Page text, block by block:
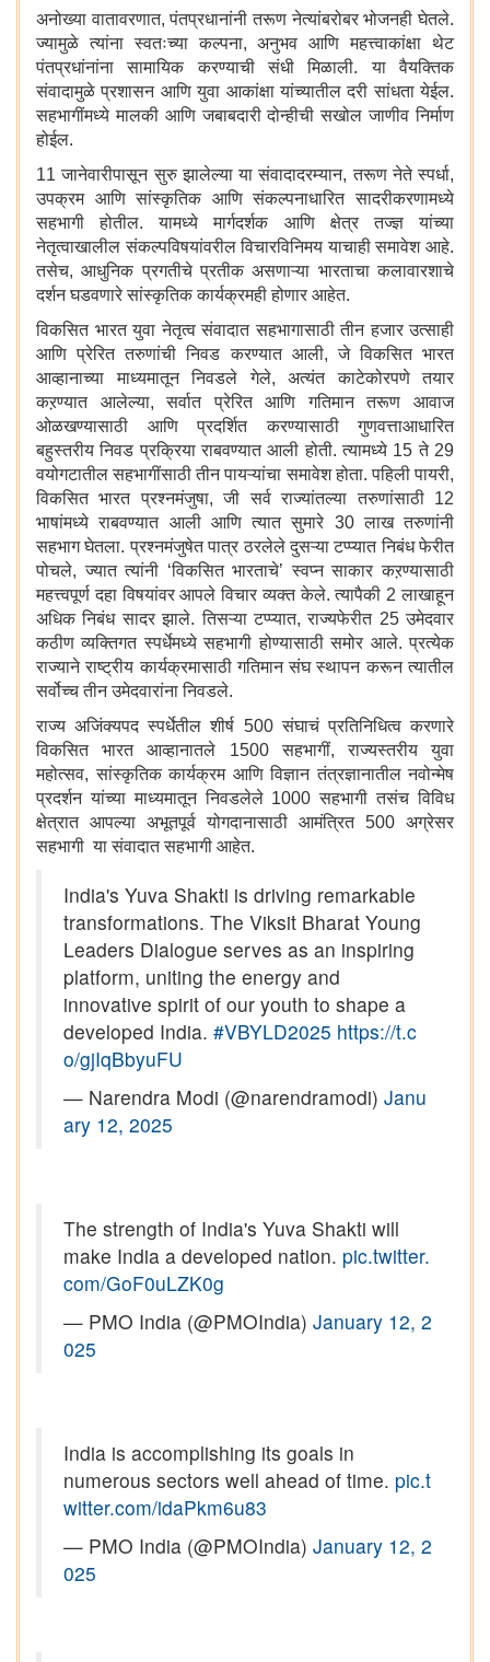
अनोख्या वातावरणात, पंतप्रधानांनी तरूण नेत्यांबरोबर भोजनही घेतले.
ज्यामुळे त्यांना स्वतःच्या कल्पना, अनुभव आणि महत्त्वाकांक्षा थेट
पंतप्रधांनांना सामायिक करण्याची संधी मिळाली. या वैयक्तिक
संवादामुळे प्रशासन आणि युवा आकांक्षा यांच्यातील दरी सांधता येईल.
सहभागींमध्ये मालकी आणि जबाबदारी दोन्हीची सखोल जाणीव निर्माण
होईल.
11 जानेवारीपासून सुरु झालेल्या या संवादादरम्यान, तरूण नेते स्पर्धा,
उपक्रम आणि सांस्कृतिक आणि संकल्पनाधारित सादरीकरणामध्ये
सहभागी होतील. यामध्ये मार्गदर्शक आणि क्षेत्र तज्ज्ञ यांच्या
नेतृत्वाखालील संकल्पविषयांवरील विचारविनिमय याचाही समावेश आहे.
तसेच, आधुनिक प्रगतीचे प्रतीक असणाऱ्या भारताचा कलावारशाचे
दर्शन घडवणारे सांस्कृतिक कार्यक्रमही होणार आहेत.
विकसित भारत युवा नेतृत्व संवादात सहभागासाठी तीन हजार उत्साही
आणि प्रेरित तरुणांची निवड करण्यात आली, जे विकसित भारत
आव्हानाच्या माध्यमातून निवडले गेले, अत्यंत काटेकोरपणे तयार
कऱण्यात आलेल्या, सर्वात प्रेरित आणि गतिमान तरूण आवाज
ओळखण्यासाठी आणि प्रदर्शित करण्यासाठी गुणवत्ताआधारित
बहुस्तरीय निवड प्रक्रिया राबवण्यात आली होती. त्यामध्ये 15 ते 29
वयोगटातील सहभागींसाठी तीन पायऱ्यांचा समावेश होता. पहिली पायरी,
विकसित भारत प्रश्नमंजुषा, जी सर्व राज्यांतल्या तरुणांसाठी 12
भाषांमध्ये राबवण्यात आली आणि त्यात सुमारे 30 लाख तरुणांनी
सहभाग घेतला. प्रश्नमंजुषेत पात्र ठरलेले दुसऱ्या टप्प्यात निबंध फेरीत
पोचले, ज्यात त्यांनी ‘विकसित भारताचे’ स्वप्न साकार कऱण्यासाठी
महत्त्वपूर्ण दहा विषयांवर आपले विचार व्यक्त केले. त्यापैकी 2 लाखाहून
अधिक निबंध सादर झाले. तिसऱ्या टप्प्यात, राज्यफेरीत 25 उमेदवार
कठीण व्यक्तिगत स्पर्धेमध्ये सहभागी होण्यासाठी समोर आले. प्रत्येक
राज्याने राष्ट्रीय कार्यक्रमासाठी गतिमान संघ स्थापन करून त्यातील
सर्वोच्च तीन उमेदवारांना निवडले.
राज्य अजिंक्यपद स्पर्धेतील शीर्ष 500 संघाचं प्रतिनिधित्व करणारे
विकसित भारत आव्हानातले 1500 सहभागीं, राज्यस्तरीय युवा
महोत्सव, सांस्कृतिक कार्यक्रम आणि विज्ञान तंत्रज्ञानातील नवोन्मेष
प्रदर्शन यांच्या माध्यमातून निवडलेले 1000 सहभागी तसंच विविध
क्षेत्रात आपल्या अभूतपूर्व योगदानासाठी आमंत्रित 500 अग्रेसर
सहभागी या संवादात सहभागी आहेत.
India's Yuva Shakti is driving remarkable
transformations. The Viksit Bharat Young
Leaders Dialogue serves as an inspiring
platform, uniting the energy and
innovative spirit of our youth to shape a
developed India. #VBYLD2025 https://t.c
o/gjIqBbyuFU
— Narendra Modi (@narendramodi) Janu
ary 12, 2025
The strength of India's Yuva Shakti will
make India a developed nation. pic.twitter.
com/GoF0uLZK0g
— PMO India (@PMOIndia) January 12, 2
025
India is accomplishing its goals in
numerous sectors well ahead of time. pic.t
witter.com/idaPkm6u83
— PMO India (@PMOIndia) January 12, 2
025